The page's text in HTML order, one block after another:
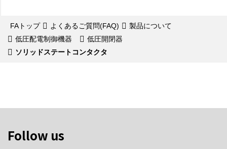
FAトップ よくあるご質問(FAQ)
製品について
低圧配電制御機器
低圧開閉器
ソリッドステートコンタクタ
Follow us